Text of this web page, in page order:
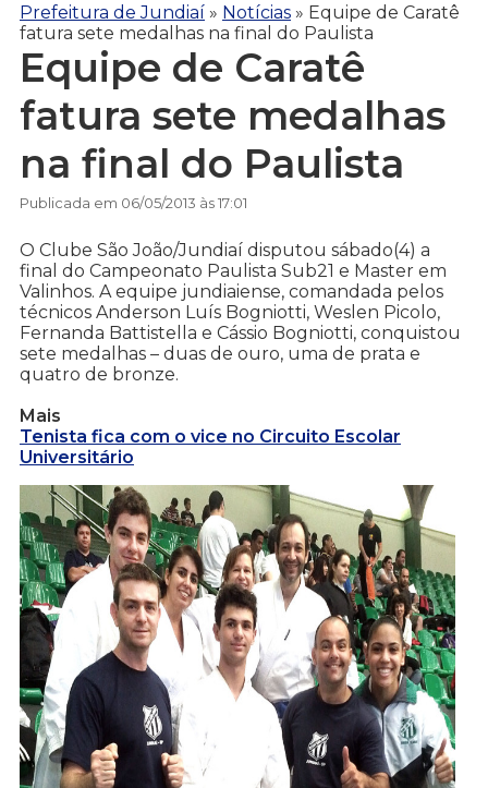
Prefeitura de Jundiaí » Notícias » Equipe de Caratê
fatura sete medalhas na final do Paulista
Equipe de Caratê
fatura sete medalhas
na final do Paulista
Publicada em 06/05/2013 às 17:01
O Clube São João/Jundiaí disputou sábado(4) a
final do Campeonato Paulista Sub21 e Master em
Valinhos. A equipe jundiaiense, comandada pelos
técnicos Anderson Luís Bogniotti, Weslen Picolo,
Fernanda Battistella e Cássio Bogniotti, conquistou
sete medalhas – duas de ouro, uma de prata e
quatro de bronze.
Mais
Tenista fica com o vice no Circuito Escolar
Universitário